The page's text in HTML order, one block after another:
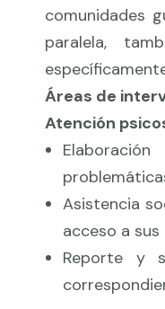
comunidades
paralela,
Áreas de
Atención
Asistencia
acceso a
Reporte y